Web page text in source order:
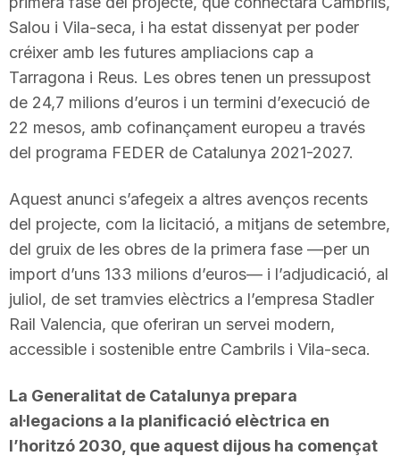
Salou i Vila-seca, i ha estat dissenyat per poder
créixer amb les futures ampliacions cap a
Tarragona i Reus. Les obres tenen un pressupost
de 24,7 milions d’euros i un termini d’execució de
22 mesos, amb cofinançament europeu a través
del programa FEDER de Catalunya 2021-2027.
Aquest anunci s’afegeix a altres avenços recents
del projecte, com la licitació, a mitjans de setembre,
del gruix de les obres de la primera fase —per un
import d’uns 133 milions d’euros— i l’adjudicació, al
juliol, de set tramvies elèctrics a l’empresa Stadler
Rail Valencia, que oferiran un servei modern,
accessible i sostenible entre Cambrils i Vila-seca.
La Generalitat de Catalunya prepara
al·legacions a la planificació elèctrica en
l’horitzó 2030, que aquest dijous ha començat